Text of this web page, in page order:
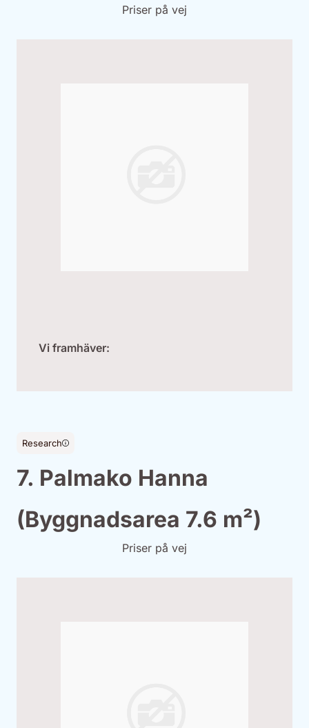
Priser på vej
Vi framhäver:
Research
7. Palmako Hanna
(Byggnadsarea 7.6 m²)
Priser på vej